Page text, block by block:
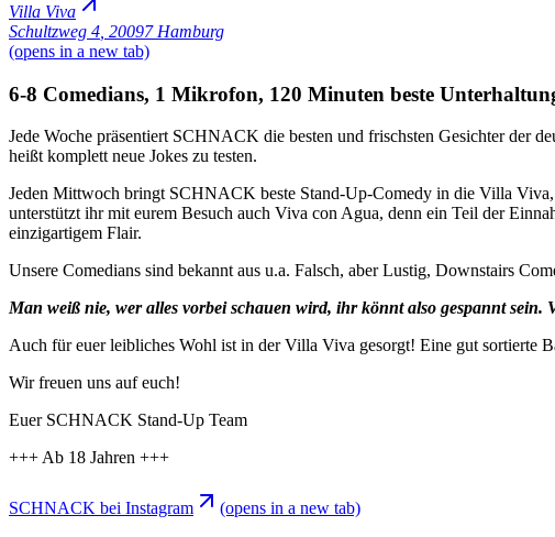
Villa Viva
Schultzweg 4 20097 Hamburg
(opens in a new tab)
6-8 Comedians, 1 Mikrofon, 120 Minuten beste
Jede Woche präsentiert SCHNACK die besten und frischsten Gesichter der
heißt komplett neue Jokes zu testen.
Jeden Mittwoch bringt SCHNACK beste Stand-Up-Comedy in die Villa Viva,
unterstützt ihr mit eurem Besuch auch Viva con Agua, denn ein Teil der
einzigartigem Flair.
Unsere Comedians sind bekannt aus u.a. Falsch, aber Lustig, Downstairs
Man weiß nie, wer alles vorbei schauen wird, ihr könnt also gespannt
Auch für euer leibliches Wohl ist in der Villa Viva gesorgt! Eine gut sortierte
Wir freuen uns auf euch!
Euer SCHNACK Stand-Up Team
+++ Ab 18 Jahren +++
SCHNACK bei Instagram (opens in a new tab)